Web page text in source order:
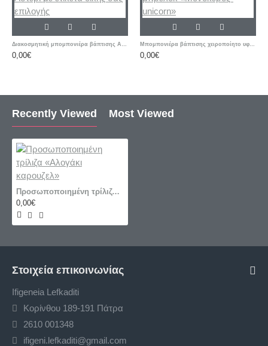
Διακοσμητική μπομπονιέρα βάπτισης Αστέρι με ετικέτα δικής σας επιλογής
0,00€
Μπομπονιέρα βάπτισης χειροποίητο υφασμάτινο μπρελόκ «Μονόκερος-unicorn»
0,00€
Recently Viewed Most Viewed
Προσωποποιημένη τρίλιζα «Αλογάκι καρουζελ»
0,00€
Στοιχεία επικοινωνίας
Ifigeneia Lefkaditi
Κορίνθου 189-191 Πάτρα
2610 001348
ifigeni.lefkaditi@gmail.com